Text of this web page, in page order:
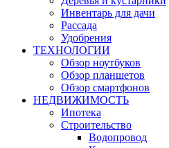
Инвентарь для дачи
Рассада
Удобрения
ТЕХНОЛОГИИ
Обзор ноутбуков
Обзор планшетов
Обзор смартфонов
НЕДВИЖИМОСТЬ
Ипотека
Строительство
Водопровод